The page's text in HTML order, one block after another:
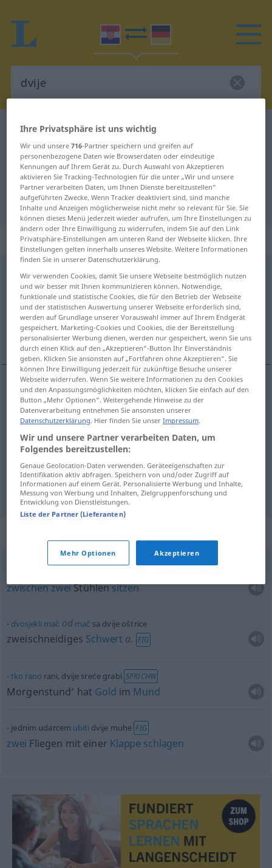
Kroatisch-Deutsch Wörterbuch
Kroatisch-Deutsch Übersetzung für
"dvije"
"dvije" Deutsch Übersetzung
„dvije“
dvije
Übersicht aller Übersetzungen
(Für mehr Details die Übersetzung anklicken/antippen)
Doppelpunkt
dvije → siehe „dva“
Beispiele
dvije točke GRAM
Doppelpunktm
zwischenzweiStühlensitzen
dvosjekli mač od mač sa dvije oštrice
zweischneidiges Schwert a. FIG
tko rano rani, dvije sreće grabi SPRICHW
Morgenstund’ hat Gold im Mund
jednim udarcem ubiti dvije muhe FIG
zwei Fliegen mit einer Klappe schlagen
Ihre Privatsphäre ist uns wichtig
Wir und unsere716-Partner speichern und greifen auf
personenbezogene Daten wie Browserdaten oder eindeutige
Kennungen auf Ihrem Gerät zu. Durch Auswahl von Akzeptieren
aktivieren Sie Tracking-Technologien für die unter „Wir und unsere
Partner verarbeiten Daten, um Ihnen Dienste bereitzustellen“
aufgeführten Zwecke. Wenn Tracker deaktiviert sind, sind manche
Inhalte und Anzeigen möglicherweise nicht mehr so relevant für Sie. Sie
können dieses Menü jederzeit wieder aufrufen, um Ihre Einstellungen zu
ändern oder Ihre Einwilligung zu widerrufen, indem Sie auf den Link
Privatsphäre-Einstellungen am unteren Rand der Webseite klicken. Ihre
Einstellungen gelten innerhalb unseres Website. Weitere Informationen
finden Sie in unserer Datenschutzerklärung.
Wir verwenden Cookies, damit Sie unsere Webseite bestmöglich nutzen
und wir besser mit Ihnen kommunizieren können. Notwendige,
funktionale und statistische Cookies, die für den Betrieb der Webseite
und der statistischen Auswertung unserer Webseite erforderlich sind,
werden auf Grundlage unserer Vorauswahl immer auf Ihrem Endgerät
gespeichert. Marketing-Cookies und Cookies, die der Bereitstellung
personalisierter Werbung dienen, werden nur gespeichert, wenn Sie uns
durch einen Klick auf den „Akzeptieren“-Button Ihr Einverständnis
geben. Klicken Sie ansonsten auf „Fortfahren ohne Akzeptieren“. Sie
können Ihre Einwilligung jederzeit für zukünftige Besuche unserer
Webseite widerrufen. Wenn Sie weitere Informationen zu den Cookies
und den Anpassungsmöglichkeiten möchten, klicken Sie einfach auf den
Button „Mehr Optionen“. Weitergehende Hinweise zu der
Datenverarbeitung entnehmen Sie ansonsten unserer
Datenschutzerklärung. Hier finden Sie unserImpressum.
Wir und unsere Partner verarbeiten Daten, um
Folgendes bereitzustellen:
Genaue Geolocation-Daten verwenden. Geräteeigenschaften zur
Identifikation aktiv abfragen. Speichern von und/oder Zugriff auf
Informationen auf einem Gerät. Personalisierte Werbung und Inhalte,
Messung von Werbung und Inhalten, Zielgruppenforschung und
Entwicklung von Dienstleistungen.
Liste der Partner (Lieferanten)
Mehr Optionen Akzeptieren